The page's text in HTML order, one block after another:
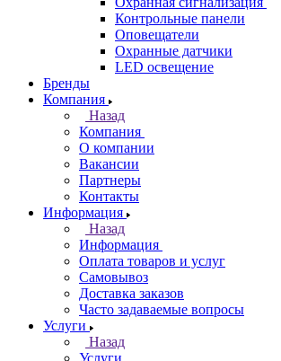
Контрольные панели
Оповещатели
Охранные датчики
LED освещение
Бренды
Компания
Назад
Компания
О компании
Вакансии
Партнеры
Контакты
Информация
Назад
Информация
Оплата товаров и услуг
Самовывоз
Доставка заказов
Часто задаваемые вопросы
Услуги
Назад
Услуги